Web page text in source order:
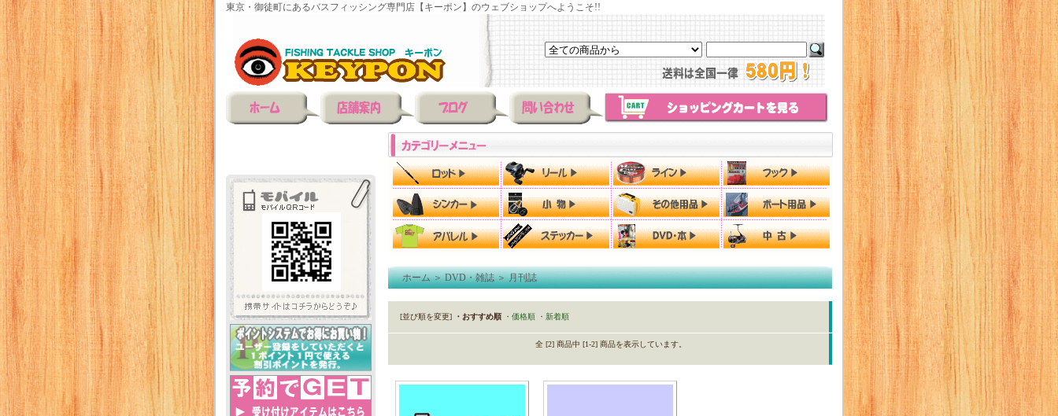
東京・御徒町にあるバスフィッシング専門店【キーポン】のウェブショップへようこそ!!
ホーム＞DVD・雑誌＞月刊誌
[並び順を変更] ・おすすめ順 ・価格順 ・新着順
全 [2] 商品中 [1-2] 商品を表示しています。